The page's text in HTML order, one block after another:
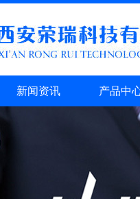
新闻资讯 产品中